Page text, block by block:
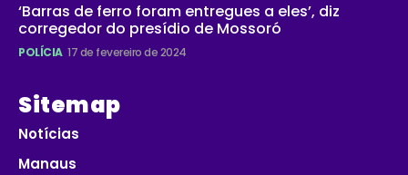
‘Barras de ferro foram entregues a eles’, diz
corregedor do presídio de Mossoró
POLÍCIA 17 de fevereiro de 2024
Sitemap
Notícias
Manaus